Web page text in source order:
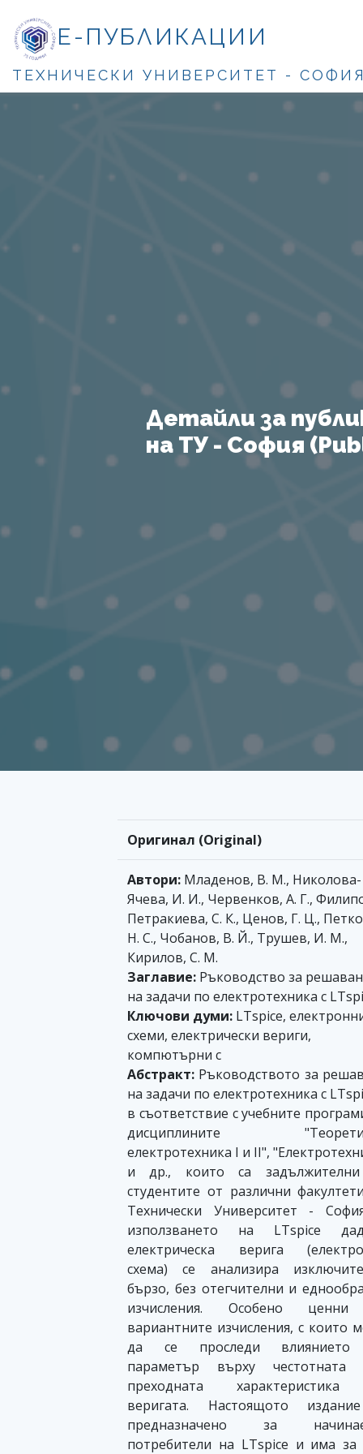
Е-ПУБЛИКАЦИИ
ТЕХНИЧЕСКИ УНИВЕРСИТЕТ -
Детайли за
на ТУ - София
Оригинал (Original)
Автори: Младенов, В. М., Николова-
Ячева, И. И., Червенков, А. Г.,
Петракиева, С. К., Ценов, Г. Ц.,
Н. С., Чобанов, В. Й., Трушев, И. М.,
Кирилов, С. М.
Заглавие: Ръководство за
на задачи по електротехника с
Ключови думи: LTspice,
схеми, електрически вериги,
компютърни с
Абстракт: Ръководството за
на задачи по електротехника с
в съответствие с учебните
дисциплините
електротехника I и II",
и др., които са
студентите от различни
Технически Университет -
използването на LTspice
електрическа верига
схема) се анализира
бързо, без отегчителни и
изчисления. Особено
вариантните изчисления, с които
да се проследи
параметър върху честотната
преходната
веригата. Настоящото
предназначено за
потребители на LTspice и има за